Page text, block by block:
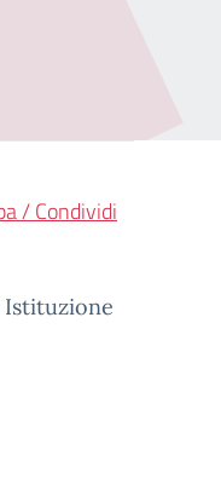
/ Condividi
Istituzione